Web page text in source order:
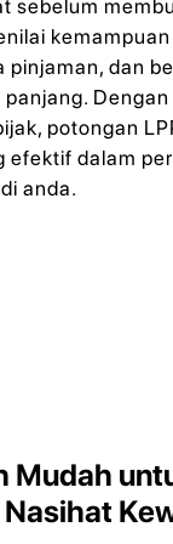
sebelum
pinjaman, dan
potongan
efektif dalam
anda.
Mudah